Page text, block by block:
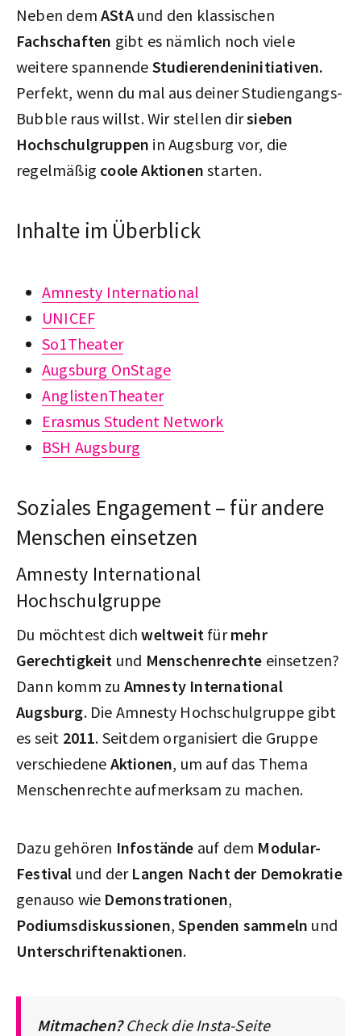
Neben dem AStAund den klassischen
Fachschaften gibt es nämlich noch viele
weitere spannende Studierendeninitiativen.
Perfekt, wenn du mal aus deiner Studiengangs-
Bubble raus willst. Wir stellen dirsieben
Hochschulgruppen in Augsburg vor, die
regelmäßig coole Aktionenstarten.
Inhalte im Überblick
Amnesty International
UNICEF
So1Theater
Augsburg OnStage
AnglistenTheater
Erasmus Student Network
BSH Augsburg
Soziales Engagement – für andere
Menschen einsetzen
Amnesty International
Hochschulgruppe
Du möchtest dichweltweit fürmehr
Gerechtigkeit und Menschenrechte einsetzen?
Dann komm zu Amnesty International
Augsburg. Die Amnesty Hochschulgruppe gibt
es seit 2011. Seitdem organisiert die Gruppe
verschiedene Aktionen, um auf das Thema
Menschenrechte aufmerksam zu machen.
Dazu gehören Infostände auf dem Modular-
Festival und der Langen Nacht der Demokratie
genauso wie Demonstrationen,
Podiumsdiskussionen,Spenden sammeln und
Unterschriftenaktionen.
Mitmachen?Check die Insta-Seite